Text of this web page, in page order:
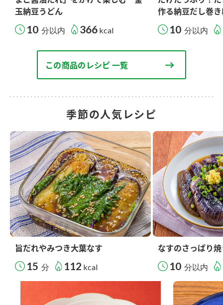
玉納豆うどん
10 分以内 366 kcal
作る納豆だし巻き
10 分以内
この商品のレシピ 一覧
季節の人気レシピ
旨だれやみつき大葉なす
15 分 112 kcal
なすのさっぱり
10 分以内